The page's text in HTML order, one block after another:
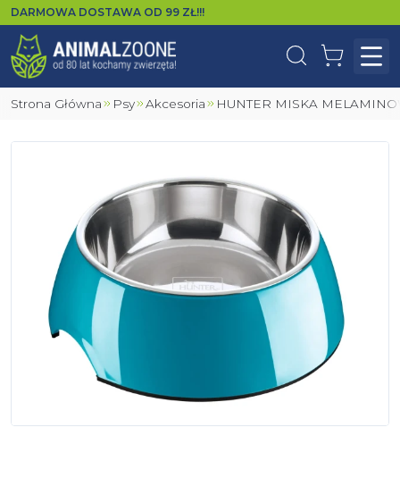
DARMOWA DOSTAWA OD 99 ZŁ!!!
WyszukajKoszyk
Strona Główna Psy Akcesoria HUNTER MISKA